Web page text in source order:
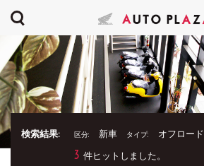
検索結果: 区分: 新車 タイプ: オフロード
3 件ヒットしました。